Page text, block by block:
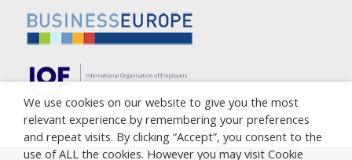
We use cookies on our website to give you the most
relevant experience by remembering your preferences
and repeat visits. By clicking “Accept”, you consent to the
use of ALL the cookies. However you may visit Cookie